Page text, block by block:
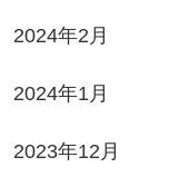
2024年2月
2024年1月
2023年12月